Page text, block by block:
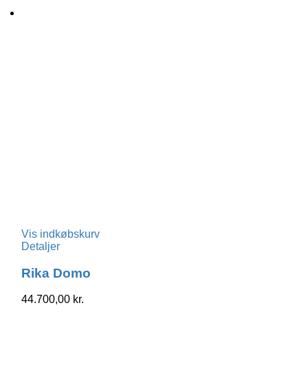
Vis indkøbskurv
Detaljer
Rika Domo
44.700,00 kr.